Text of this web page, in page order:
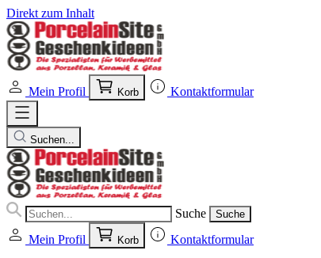
Direkt zum Inhalt
Mein Profil Korb Kontaktformular
Suchen...
Suche Suche
Mein Profil Korb Kontaktformular